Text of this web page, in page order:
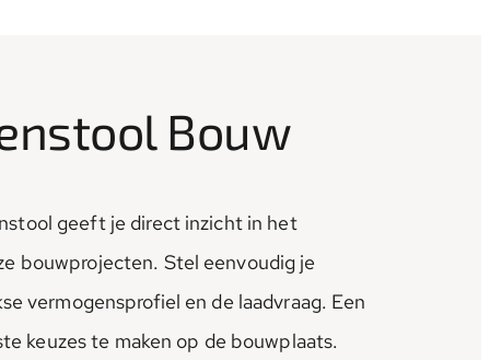
Bouw
geeft je direct inzicht in het
bouwprojecten. Stel eenvoudig je
vermogensprofiel en de laadvraag. Een
keuzes te maken op de bouwplaats.